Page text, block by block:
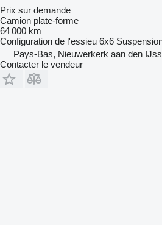
Prix sur demande
Camion plate-forme
64 000 km
Configuration de l'essieu 6x6
Pays-Bas, Nieuwerkerk aan den
Contacter le vendeur